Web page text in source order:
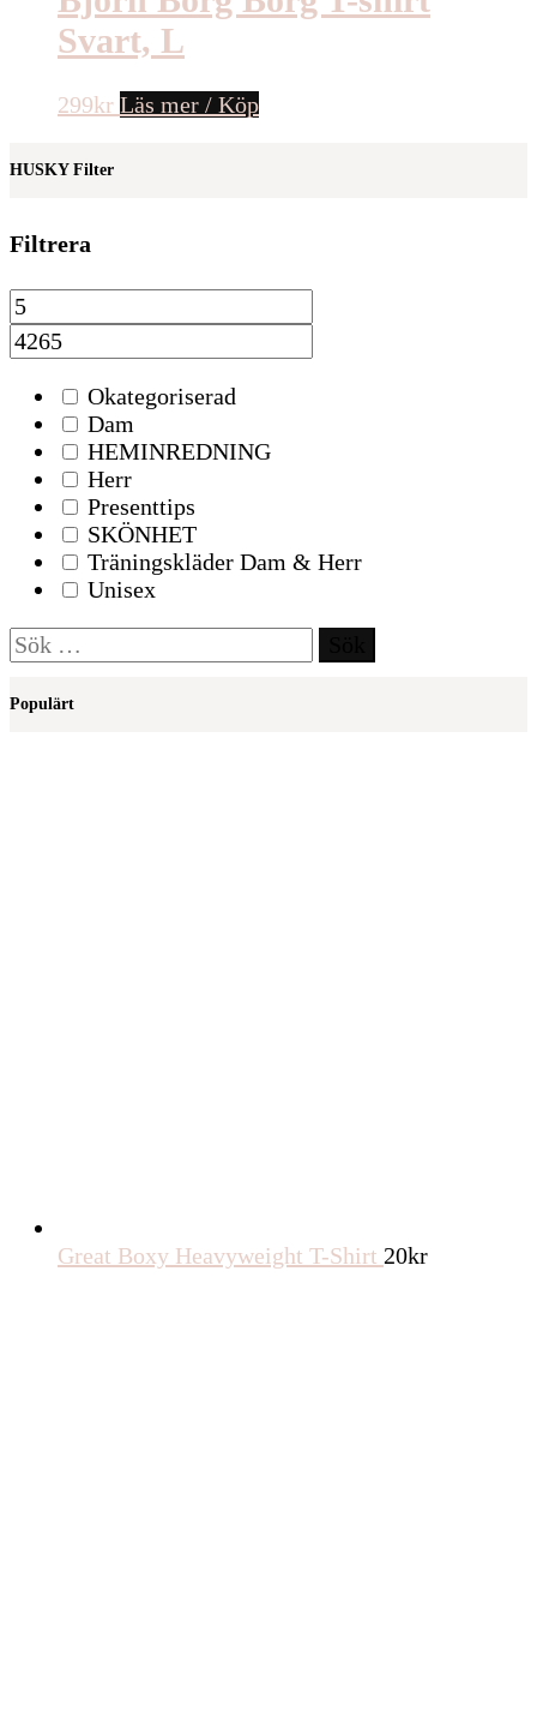
Svart, L
299kr Läs mer / Köp
HUSKY Filter
Filtrera
Okategoriserad
Dam
HEMINREDNING
Herr
Presenttips
SKÖNHET
Träningskläder Dam & Herr
Unisex
Sök
efter:
Populärt
Great Boxy Heavyweight T-Shirt 20kr